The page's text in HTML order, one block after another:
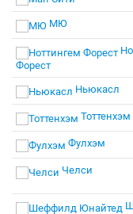
МЮ
Форест
Ньюкасл
Тоттенхэм
Фулхэм
Челси